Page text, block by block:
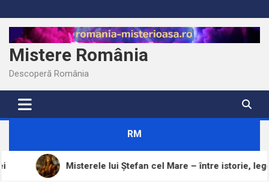
to
content
Mistere România
Descoperă România
RM
Misterele lui Ștefan cel Mare – între istorie, legendă și